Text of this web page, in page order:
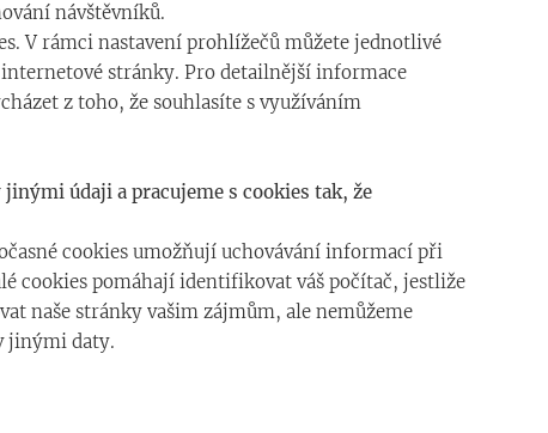
návštěvníků.
V rámci nastavení prohlížečů můžete jednotlivé
stránky. Pro detailnější informace
z toho, že souhlasíte s využíváním
údaji a pracujeme s cookies tak, že
cookies umožňují uchovávání informací při
cookies pomáhají identifikovat váš počítač, jestliže
naše stránky vašim zájmům, ale nemůžeme
jinými daty.